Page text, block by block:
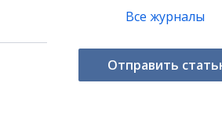
Все журналы
Отправить